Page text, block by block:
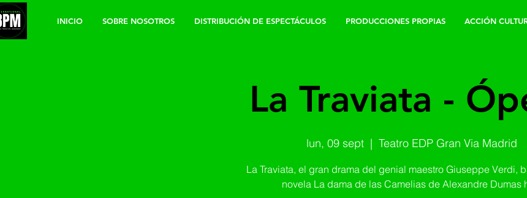
INICIO SOBRE NOSOTROS DISTRIBUCIÓN DE ESPECTÁCULOS PRODUCCIONES PROPIAS ACCIÓN
La Traviata -
lun, 09 sept
  |
Teatro EDP Gran Via Madrid
La Traviata, el gran drama del genial maestro Giuseppe Verdi,
novela La dama de las Camelias de Alexandre Dumas